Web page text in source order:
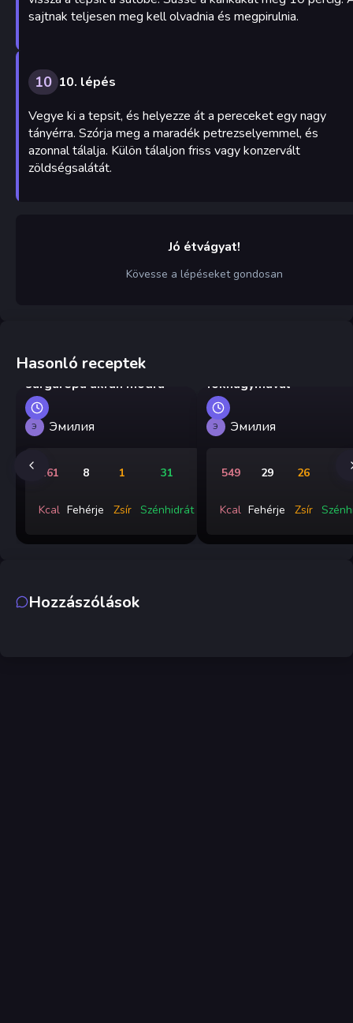
sajtnak teljesen meg kell olvadnia és megpirulnia.
10 10. lépés
Vegye ki a tepsit, és helyezze át a pereceket egy nagy
tányérra. Szórja meg a maradék petrezselyemmel, és
azonnal tálalja. Külön tálaljon friss vagy konzervált
zöldségsalátát.
Jó étvágyat!
Kövesse a lépéseket gondosan
Hasonló receptek
Kovászos uborka és
sárgarépa ukrán módra
Э Эмилия
161
Kcal
8
Fehérje
1
Zsír
31
Szénhidrát
fokhagymával
Э Эмилия
549
Kcal
29
Fehérje
26
Zsír
Hozzászólások